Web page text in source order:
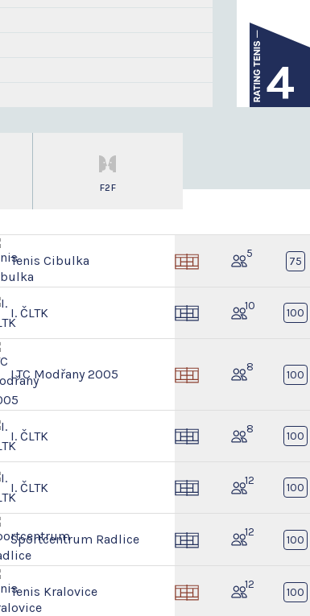
4
F2F
Tenis Cibulka 5
75
I. ČLTK 10
100
LTC Modřany 2005 8
100
I. ČLTK 8
100
I. ČLTK 12
100
Sportcentrum Radlice 12
100
Tenis Kralovice 12
100